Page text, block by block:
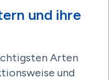
und ihre
Arten
und